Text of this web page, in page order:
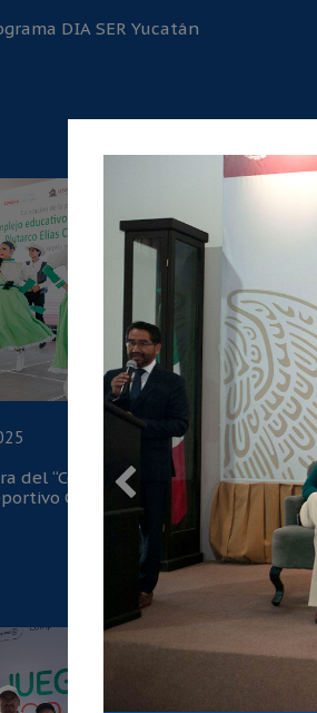
DIA SER Yucatán
del “Complejo educativo,
Caborca”